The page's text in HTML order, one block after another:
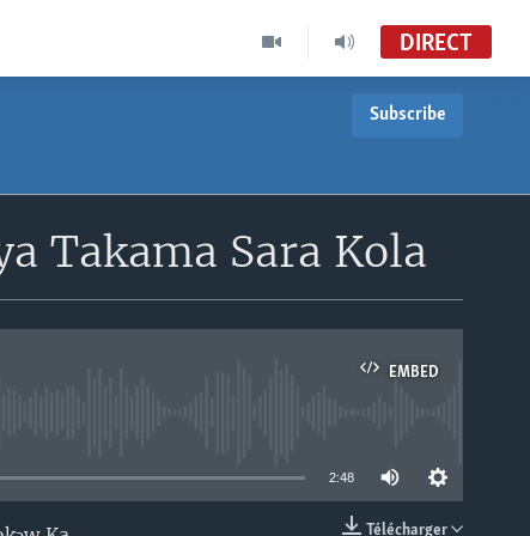
DIRECT
Subscribe
Takama Sara Kola
EMBED
2:48
Télécharger